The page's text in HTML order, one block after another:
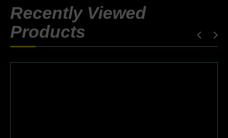
Recently Viewed
Products